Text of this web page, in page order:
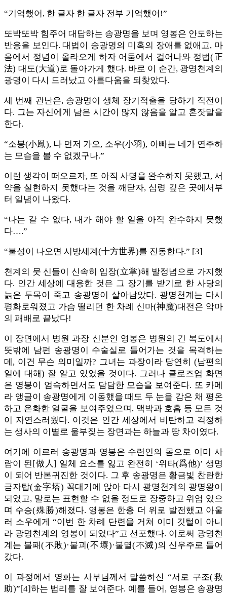
“기억했어, 한 글자 한 글자 전부 기억했어!”
또박또박 힘주어 대답하는 송광명을 보며 영봉은 안도하는
반응을 보인다. 대법이 송광명의 미혹의 장애를 없애고, 마
음에서 정념이 올라오게 하자 어둠에서 걸어나와 정법(正
法) 대도(大道)로 돌아가게 했다. 바로 이 순간, 광명천계의
광명이 다시 드러났고 아름다움을 되찾았다.
세 번째 관난은, 송광명이 생체 장기적출을 당하기 직전이
다. 그는 자신에게 남은 시간이 많지 않음을 알고 혼잣말을
한다.
“소봉(小鳳), 나 먼저 가오, 소우(小羽), 아빠는 네가 연주하
는 모습을 볼 수 없겠구나.”
이런 생각이 떠오르자, 또 아직 사명을 완수하지 못했고, 서
약을 실현하지 못했다는 것을 깨닫자, 심령 깊은 곳에서부
터 일념이 나왔다.
“나는 갈 수 없다, 내가 해야 할 일을 아직 완수하지 못했
다….”
“불성이 나오면 시방세계(十方世界)를 진동한다.” [3]
천계의 뭇 신들이 신속히 입장(立掌)해 발정념으로 가지했
다. 인간 세상에 대응한 것은 그 장기를 받기로 한 사당의
늙은 두목이 죽고 송광명이 살아남았다. 광명천계는 다시
평화로워졌고 가슴 떨리던 한 차례 신마(神魔)대전은 악마
의 패배로 끝났다!
이 장면에서 병원 과장 신분인 영봉은 병원의 긴 복도에서
뜻밖에 남편 송광명이 수술실로 들어가는 것을 목격하는
데, 이건 무슨 의미일까? 그녀는 과장이라 당연히 (남편의
일에 대해) 잘 알고 있었을 것이다. 그러나 클로즈업 화면
은 영봉이 엄숙하면서도 담담한 모습을 보여준다. 또 카메
라 앵글이 송광명에게 이동했을 때도 두 눈을 감은 채 평온
하고 온화한 얼굴을 보여주었으며, 맥박과 호흡 등 모든 것
이 자연스러웠다. 이것은 인간 세상에서 비탄하고 걱정하
는 생사의 이별로 울부짖는 장면과는 하늘과 땅 차이였다.
여기에 이르러 송광명과 영봉은 수련인의 몸으로 이미 사
람이 된[做人] 일체 요소를 잃고 완전히 ‘위타(爲他)’ 생명
이 되어 반본귀진한 것이다. 그 후 송광명은 황금빛 찬란한
금자탑(金字塔) 꼭대기에 앉아 다시 광명천계의 광명왕이
되었고, 말로는 표현할 수 없을 정도로 장중하고 위엄 있으
며 수승(殊勝)해졌다. 영봉은 한층 더 위로 발전했고 아울
러 소우에게 “이번 한 차례 단련을 거쳐 이미 깃털이 아니
라 광명천계의 영봉이 되었다”고 선포했다. 이로써 광명천
계는 불패(不敗)·불괴(不壞)·불멸(不滅)의 신우주로 들어
갔다.
이 과정에서 영화는 사부님께서 말씀하신 “서로 구조(救
助)”[4]하는 법리를 잘 보여준다. 예를 들어, 영봉은 송광명